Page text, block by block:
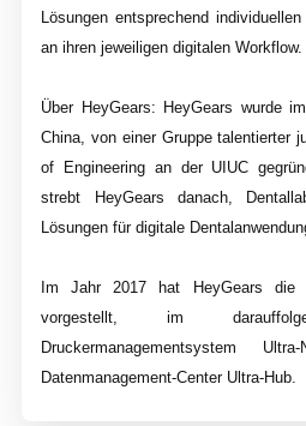
Lösungen entsprechend
an ihren jeweiligen digitalen Workflow.
Über HeyGears: HeyGears wurde
China, von einer Gruppe talentierter
of Engineering an der UIUC
strebt HeyGears danach,
Lösungen für digitale
Im Jahr 2017 hat HeyGears die
vorgestellt, im
Druckermanagementsystem
Datenmanagement-Center Ultra-Hub.